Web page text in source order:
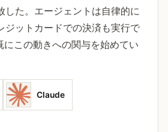
した。エージェントは自律的に
ジットカードでの決済も実行で
にこの動きへの関与を始めてい
Claude